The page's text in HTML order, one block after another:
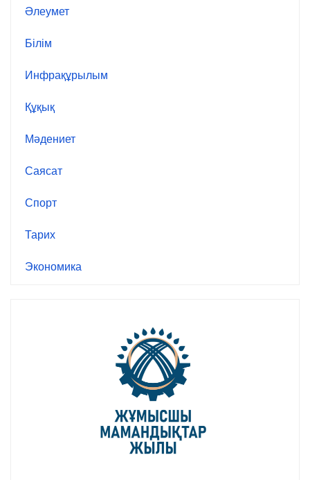
Әлеумет
Білім
Инфрақұрылым
Құқық
Мәдениет
Саясат
Спорт
Тарих
Экономика